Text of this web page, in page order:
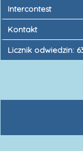
Intercontest
Kontakt
Licznik odwiedzin: